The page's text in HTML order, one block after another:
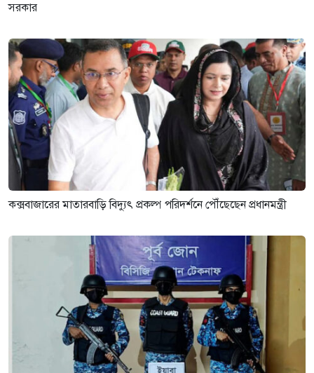
সরকার
কক্সবাজারের মাতারবাড়ি বিদ্যুৎ প্রকল্প পরিদর্শনে পৌঁছেছেন প্রধানমন্ত্রী